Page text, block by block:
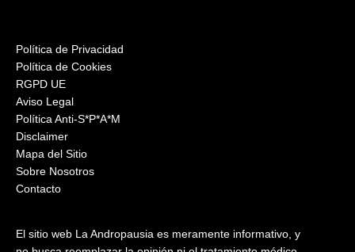
Política de Privacidad
Política de Cookies
RGPD UE
Aviso Legal
Política Anti-S*P*A*M
Disclaimer
Mapa del Sitio
Sobre Nosotros
Contacto
El sitio web La Andropausia es meramente informativo, y